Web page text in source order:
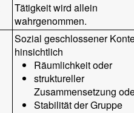
Tätigkeit wird allein
wahrgenommen.
Sozial geschlossener
hinsichtlich
Räumlichkeit oder
struktureller
Zusammensetzung
Stabilität der Gruppe